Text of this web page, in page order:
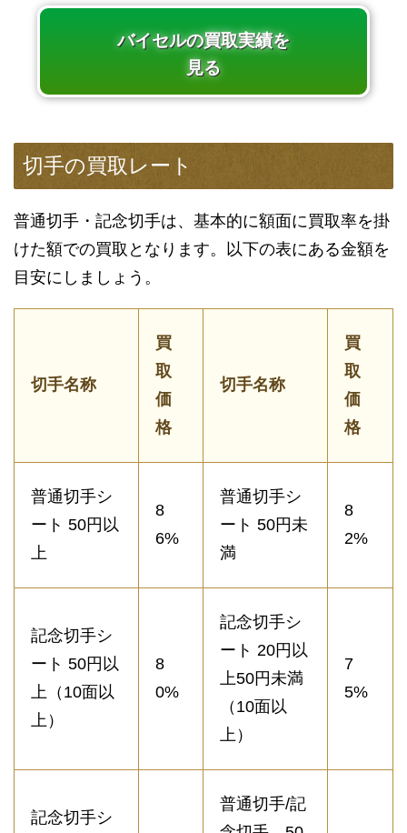
バイセルの買取実績を
見る
切手の買取レート
普通切手・記念切手は、基本的に額面に買取率を掛
けた額での買取となります。以下の表にある金額を
目安にしましょう。
切手名称
買
取
価
格
切手名称
買
取
価
格
普通切手シ
ート 50円以
上
8
6%
普通切手シ
ート 50円未
満
8
2%
記念切手シ
ート 50円以
上（10面以
上）
8
0%
記念切手シ
ート 20円以
上50円未満
（10面以
上）
7
5%
記念切手シ
普通切手/記